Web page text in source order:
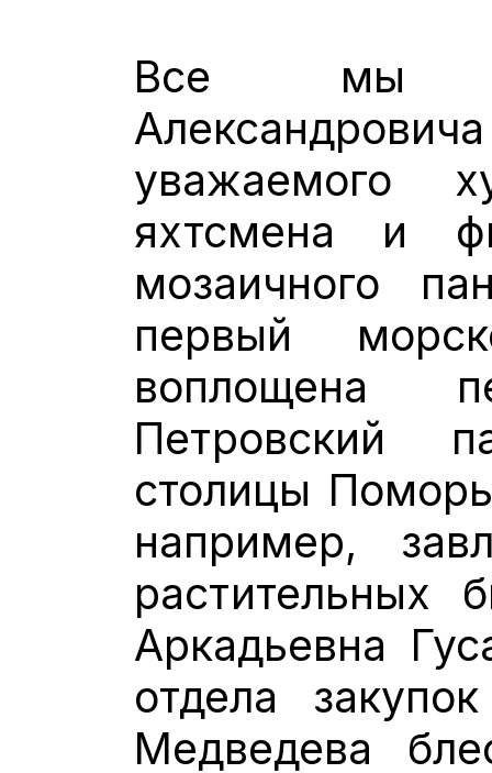
Все мы
уважаемого
яхтсмена и
мозаичного
первый
воплощена
Петровский
столицы
например,
растительных
Аркадьевна
отдела
Медведева